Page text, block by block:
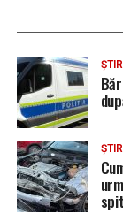
YouTube